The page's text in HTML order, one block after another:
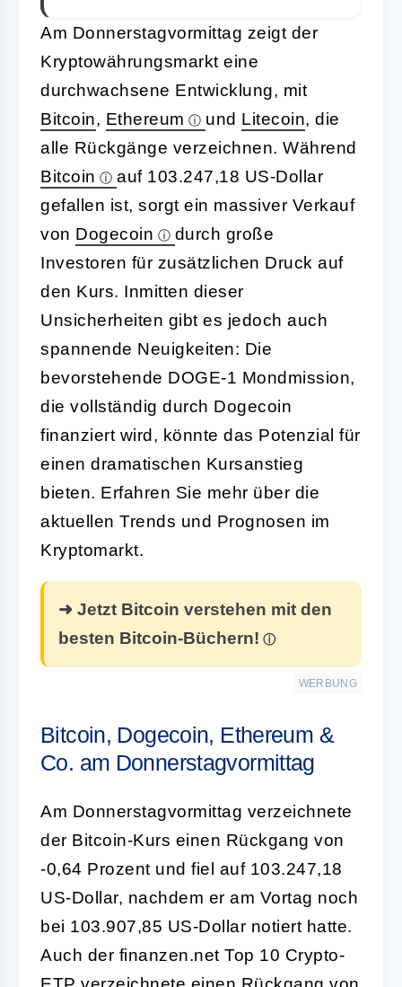
Am Donnerstagvormittag zeigt der
Kryptowährungsmarkt eine
durchwachsene Entwicklung, mit
Bitcoin, Ethereum und Litecoin, die
alle Rückgänge verzeichnen. Während
Bitcoin
auf 103.247,18 US-Dollar
gefallen ist, sorgt ein massiver Verkauf
von Dogecoin
durch große
Investoren für zusätzlichen Druck auf
den Kurs. Inmitten dieser
Unsicherheiten gibt es jedoch auch
spannende Neuigkeiten: Die
bevorstehende DOGE-1 Mondmission,
die vollständig durch Dogecoin
finanziert wird, könnte das Potenzial für
einen dramatischen Kursanstieg
bieten. Erfahren Sie mehr über die
aktuellen Trends und Prognosen im
Kryptomarkt.
➜ Jetzt Bitcoin verstehen mit den
besten Bitcoin-Büchern!
WERBUNG
Bitcoin, Dogecoin, Ethereum &
Co. am Donnerstagvormittag
Am Donnerstagvormittag verzeichnete
der Bitcoin-Kurs einen Rückgang von
-0,64 Prozent und fiel auf 103.247,18
US-Dollar, nachdem er am Vortag noch
bei 103.907,85 US-Dollar notiert hatte.
Auch der finanzen.net Top 10 Crypto-